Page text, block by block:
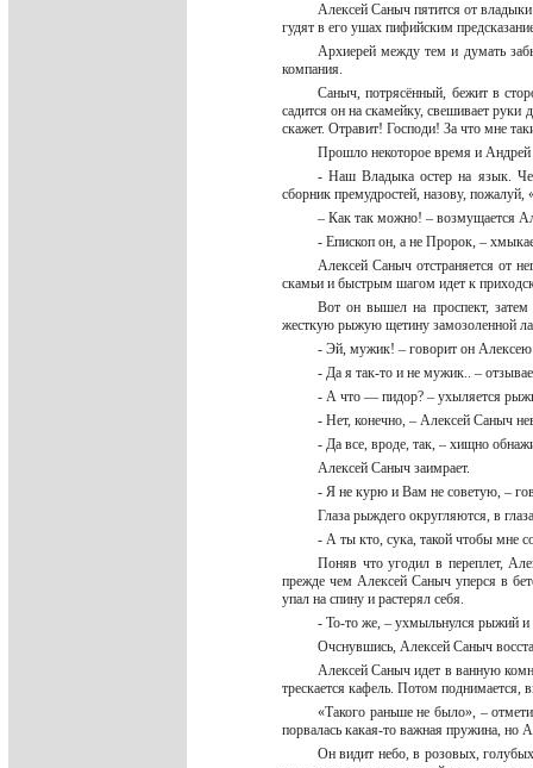
Алексей Саныч пятится от
гудят в его ушах пифийским
Архиерей между тем и думать
компания.
Саныч, потрясённый, бежит в
садится он на скамейку, свешивает
скажет. Отравит! Господи! За что мне
Прошло некоторое время и
- Наш Владыка остер на язык.
сборник премудростей, назову,
– Как так можно! – возмущается
- Епископ он, а не Пророк, –
Алексей Саныч отстраняется от
скамьи и быстрым шагом идет к
Вот он вышел на проспект, затем
жесткую рыжую щетину замозоленной
- Эй, мужик! – говорит он Алексею
- Да я так-то и не мужик.. –
- А что — пидор? – ухыляется
- Нет, конечно, – Алексей Саныч
- Да все, вроде, так, – хищно
Алексей Саныч заимрает.
- Я не курю и Вам не советую, –
Глаза рыждего округляются, в
- А ты кто, сука, такой чтобы мне
Поняв что угодил в переплет,
прежде чем Алексей Саныч уперся в
упал на спину и растерял себя.
- То-то же, – ухмыльнулся рыжий
Очснувшись, Алексей Саныч
Алексей Саныч идет в ванную
трескается кафель. Потом поднимается,
«Такого раньше не было», –
порвалась какая-то важная пружина,
Он видит небо, в розовых,